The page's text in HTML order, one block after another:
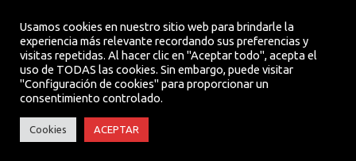
MENU
NEO’s CORE
Usamos cookies en nuestro sitio web para brindarle la
experiencia más relevante recordando sus preferencias y
visitas repetidas. Al hacer clic en "Aceptar todo", acepta el
uso de TODAS las cookies. Sin embargo, puede visitar
"Configuración de cookies" para proporcionar un
consentimiento controlado.
Cookies ACEPTAR